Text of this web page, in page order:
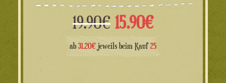
19.90€ Ursprünglicher
Preis
15.90€Aktueller
Preis
ab 31.20€jeweils beim Kauf25